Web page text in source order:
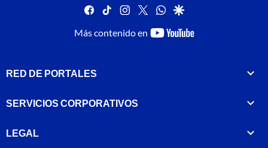
facebook
tiktok instagram
twitterwhatsapp
google
Más contenido en
youtube-
RED DE PORTALES
SERVICIOS CORPORATIVOS
LEGAL